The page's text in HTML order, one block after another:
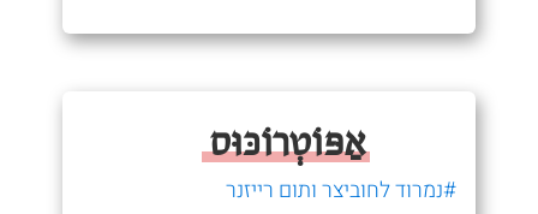
אַפּוֹטְרוֹכּוּס
#נמרוד לחוביצר ותום רייזנר